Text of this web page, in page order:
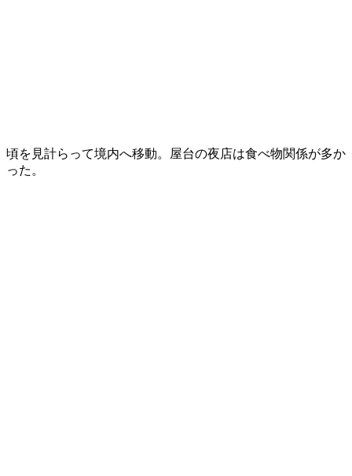
頃を見計らって境内へ移動。屋台の夜店は食べ物関係が多か
った。